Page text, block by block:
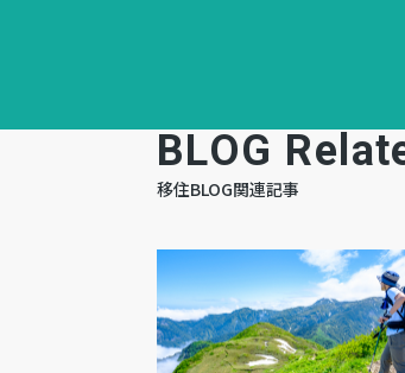
BLOG
移住BLOG関連記事